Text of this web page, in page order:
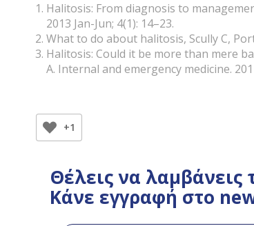
Halitosis: From diagnosis to
2013 Jan-Jun; 4(1): 14–23.
What to do about halitosis, Scully C,
Halitosis: Could it be more than mere
A. Internal and emergency medicine.
+1
Θέλεις να
Κάνε εγγραφή στο